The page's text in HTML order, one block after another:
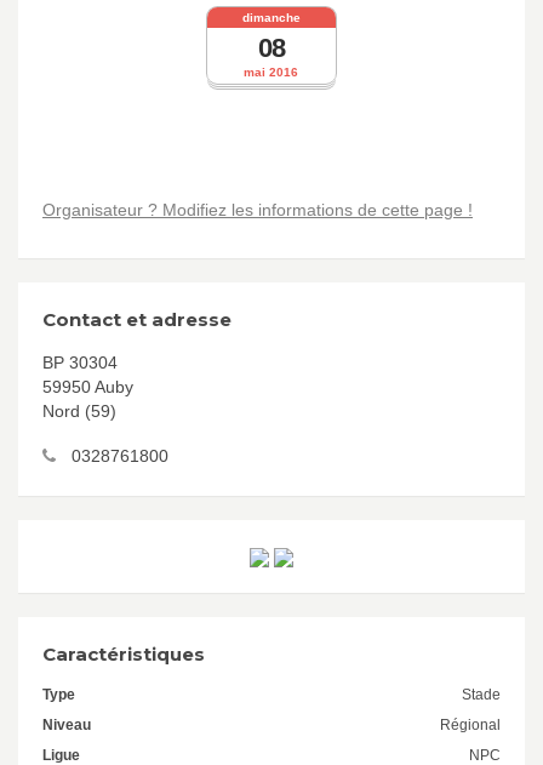
mai 2016
dimanche
08
Organisateur ? Modifiez les informations de cette page !
Contact et adresse
BP 30304
59950 Auby
Nord (59)
0328761800
Caractéristiques
Type
Stade
Niveau
Régional
Ligue
NPC